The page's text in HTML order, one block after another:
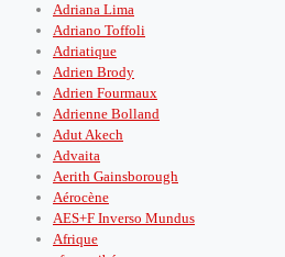
Adriana Lima
Adriano Toffoli
Adriatique
Adrien Brody
Adrien Fourmaux
Adrienne Bolland
Adut Akech
Advaita
Aerith Gainsborough
Aérocène
AES+F Inverso Mundus
Afrique